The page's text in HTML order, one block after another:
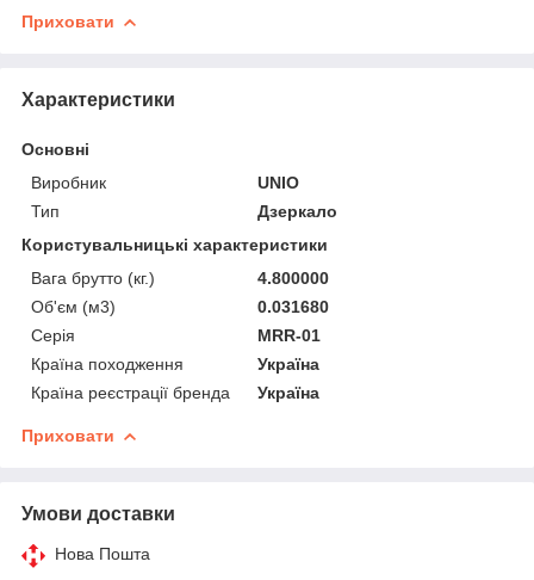
Приховати
Характеристики
Основні
Виробник
UNIO
Тип
Дзеркало
Користувальницькі характеристики
Вага брутто (кг.)
4.800000
Об'єм (м3)
0.031680
Серія
MRR-01
Країна походження
Україна
Країна реєстрації бренда
Україна
Приховати
Умови доставки
Нова Пошта